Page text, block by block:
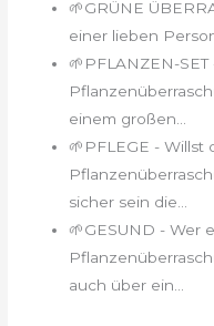
🌱GRÜNE
einer lieben
🌱PFLANZEN-
einem großen...
🌱PFLEGE - Willst
sicher sein die...
🌱GESUND - Wer
auch über ein...